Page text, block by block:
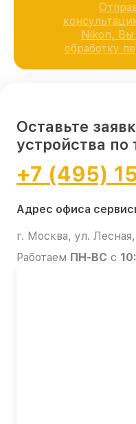
Nikon, Вы
обработку
Оставьте
устройства по
+7 (495)
Адрес офиса
г. Москва, ул.
Работаем ПН-ВС с